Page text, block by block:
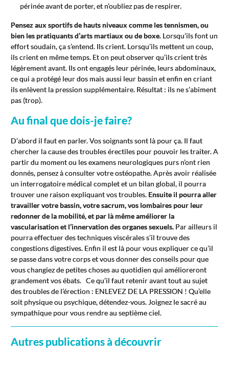
périnée avant de porter, et n’oubliez pas de respirer.
Pensez aux sportifs de hauts niveaux comme les tennismen, ou
bien les pratiquants d’arts martiaux ou de boxe. Lorsqu’ils font un
effort soudain, ça s’entend. Ils crient. Lorsqu’ils mettent un coup,
ils crient en même temps. Et on peut observer qu’ils crient très
légèrement avant. Ils ont engagés leur périnée, leurs abdominaux,
ce qui a protégé leur dos mais aussi leur bassin et enfin en criant
ils enlèvent la pression supplémentaire. Résultat : ils ne s’abiment
pas (trop).
Au final que dois-je faire?
D’abord il faut en parler. Vos soignants sont là pour ça. Il faut
chercher la cause des troubles érectiles pour pouvoir les traiter. A
partir du moment ou les examens neurologiques purs n’ont rien
donnés, pensez à consulter votre ostéopathe. Après avoir réalisée
un interrogatoire médical complet et un bilan global, il pourra
trouver une raison expliquant vos troubles. Ensuite il pourra aller
travailler votre bassin, votre sacrum, vos lombaires pour leur
redonner de la mobilité, et par là même améliorer la
vascularisation et l’innervation des organes sexuels. Par ailleurs il
pourra effectuer des techniques viscérales s’il trouve des
congestions digestives. Enfin il est là pour vous expliquer ce qu’il
se passe dans votre corps et vous donner des conseils pour que
vous changiez de petites choses au quotidien qui amélioreront
grandement vos ébats. Ce qu’il faut retenir avant tout au sujet
des troubles de l’érection : ENLEVEZ DE LA PRESSION ! Qu’elle
soit physique ou psychique, détendez-vous. Joignez le sacré au
sympathique pour vous rendre au septième ciel.
Autres publications à découvrir